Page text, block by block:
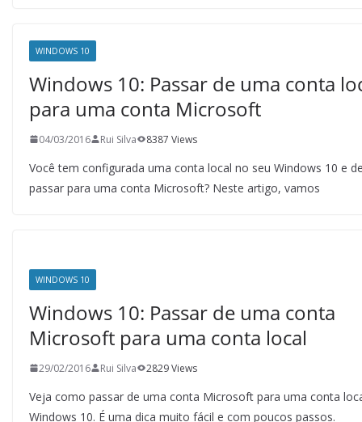
WINDOWS 10
Windows 10: Passar de uma conta
para uma conta Microsoft
04/03/2016 Rui Silva 8387 Views
Você tem configurada uma conta local no seu Windows 10 e
passar para uma conta Microsoft? Neste artigo, vamos
WINDOWS 10
Windows 10: Passar de uma conta
Microsoft para uma conta local
29/02/2016 Rui Silva 2829 Views
Veja como passar de uma conta Microsoft para uma conta
Windows 10. É uma dica muito fácil e com poucos passos.